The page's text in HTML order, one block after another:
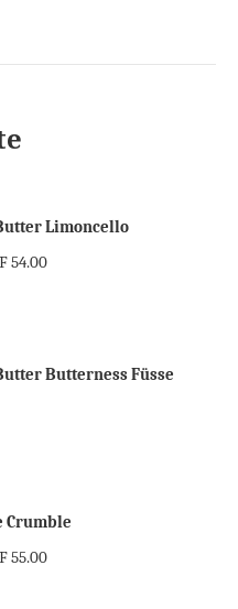
Limoncello
54.00
Butterness Füsse
Crumble
55.00